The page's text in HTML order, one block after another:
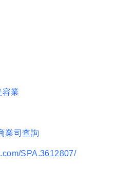
容業
業司查詢
SPA.3612807/